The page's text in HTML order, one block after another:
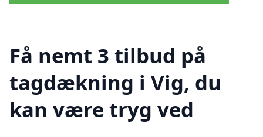
Få nemt 3 tilbud på
tagdækning i Vig, du
kan være tryg ved